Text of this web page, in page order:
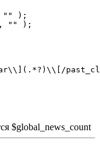
$global_news_count